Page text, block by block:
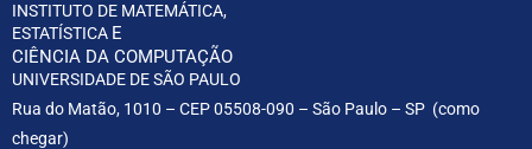
INSTITUTO DE MATEMÁTICA,
ESTATÍSTICA E
CIÊNCIA DA COMPUTAÇÃO
UNIVERSIDADE DE SÃO PAULO
Rua do Matão, 1010 – CEP 05508-090 – São Paulo – SP (como
chegar)